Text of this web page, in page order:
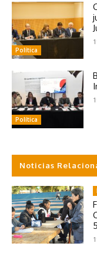
Política
Política
Noticias